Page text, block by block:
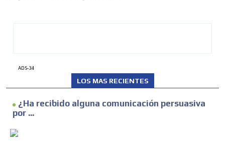
ADS-34
LOS MAS RECIENTES
¿Ha recibido alguna comunicación persuasiva
por ...